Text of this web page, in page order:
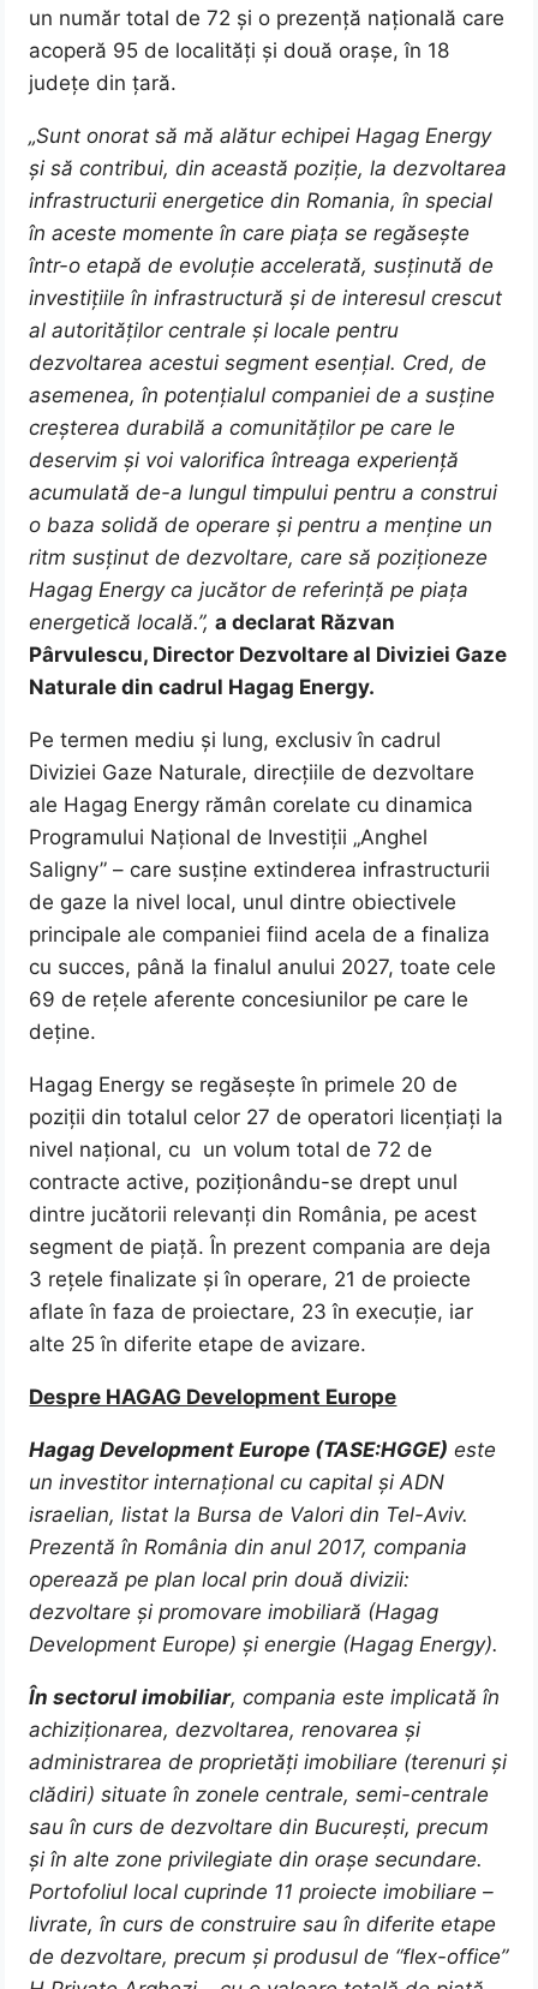
un număr total de 72 și o prezență națională care
acoperă 95 de localități și două orașe, în 18
județe din țară.
„Sunt onorat să mă alătur echipei Hagag Energy
și să contribui, din această poziție, la dezvoltarea
infrastructurii energetice din Romania, în special
în aceste momente în care piața se regăsește
într-o etapă de evoluție accelerată, susținută de
investițiile în infrastructură și de interesul crescut
al autorităților centrale și locale pentru
dezvoltarea acestui segment esențial. Cred, de
asemenea, în potențialul companiei de a susține
creșterea durabilă a comunităților pe care le
deservim și voi valorifica întreaga experiență
acumulată de-a lungul timpului pentru a construi
o baza solidă de operare și pentru a menține un
ritm susținut de dezvoltare, care să poziționeze
Hagag Energy ca jucător de referință pe piața
energetică locală.”,a declarat Răzvan
Pârvulescu, Director Dezvoltare al Diviziei Gaze
Naturale din cadrul Hagag Energy.
Pe termen mediu și lung, exclusiv în cadrul
Diviziei Gaze Naturale, direcțiile de dezvoltare
ale Hagag Energy rămân corelate cu dinamica
Programului Național de Investiții „Anghel
Saligny” – care susține extinderea infrastructurii
de gaze la nivel local, unul dintre obiectivele
principale ale companiei fiind acela de a finaliza
cu succes, până la finalul anului 2027, toate cele
69 de rețele aferente concesiunilor pe care le
deține.
Hagag Energy se regăsește în primele 20 de
poziții din totalul celor 27 de operatori licențiați la
nivel național, cu un volum total de 72 de
contracte active, poziționându-se drept unul
dintre jucătorii relevanți din România, pe acest
segment de piață. În prezent compania are deja
3 rețele finalizate și în operare, 21 de proiecte
aflate în faza de proiectare, 23 în execuție, iar
alte 25 în diferite etape de avizare.
Despre HAGAG Development Europe
Hagag Development Europe (TASE:HGGE) este
un investitor internațional cu capital și ADN
israelian, listat la Bursa de Valori din Tel-Aviv.
Prezentă în România din anul 2017, compania
operează pe plan local prin două divizii:
dezvoltare și promovare imobiliară (Hagag
Development Europe) și energie (Hagag Energy).
În sectorul imobiliar, compania este implicată în
achiziționarea, dezvoltarea, renovarea și
administrarea de proprietăți imobiliare (terenuri și
clădiri) situate în zonele centrale, semi-centrale
sau în curs de dezvoltare din București, precum
și în alte zone privilegiate din orașe secundare.
Portofoliul local cuprinde 11 proiecte imobiliare –
livrate, în curs de construire sau în diferite etape
de dezvoltare, precum și produsul de “flex-office”